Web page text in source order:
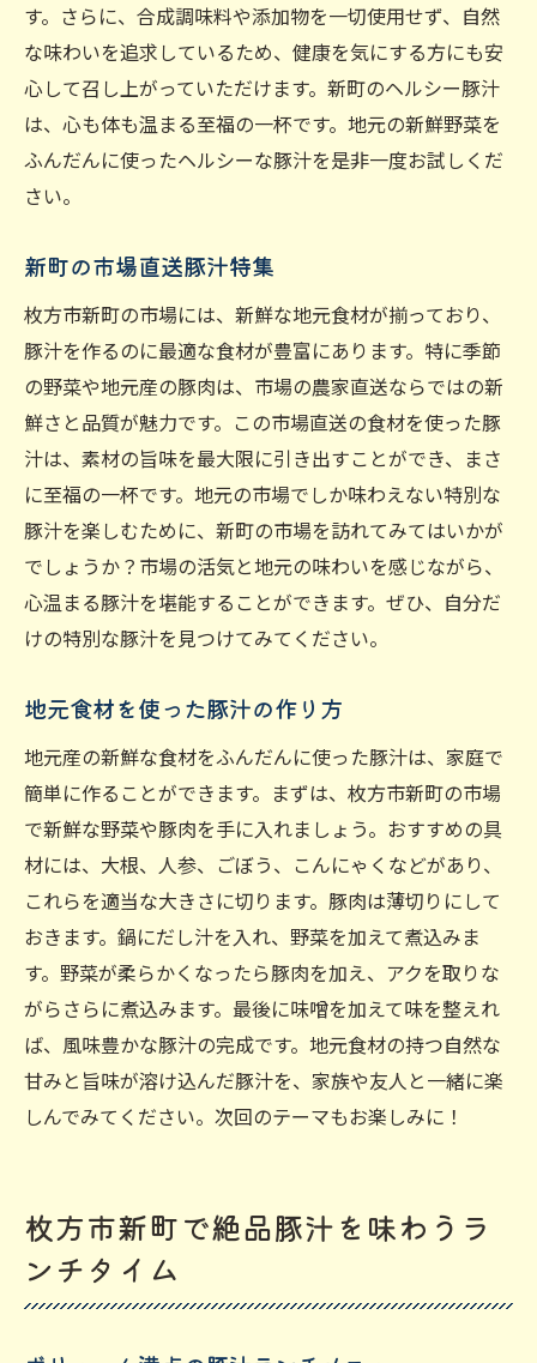
す。さらに、合成調味料や添加物を一切使用せず、自然
な味わいを追求しているため、健康を気にする方にも安
心して召し上がっていただけます。新町のヘルシー豚汁
は、心も体も温まる至福の一杯です。地元の新鮮野菜を
ふんだんに使ったヘルシーな豚汁を是非一度お試しくだ
さい。
新町の市場直送豚汁特集
枚方市新町の市場には、新鮮な地元食材が揃っており、
豚汁を作るのに最適な食材が豊富にあります。特に季節
の野菜や地元産の豚肉は、市場の農家直送ならではの新
鮮さと品質が魅力です。この市場直送の食材を使った豚
汁は、素材の旨味を最大限に引き出すことができ、まさ
に至福の一杯です。地元の市場でしか味わえない特別な
豚汁を楽しむために、新町の市場を訪れてみてはいかが
でしょうか？市場の活気と地元の味わいを感じながら、
心温まる豚汁を堪能することができます。ぜひ、自分だ
けの特別な豚汁を見つけてみてください。
地元食材を使った豚汁の作り方
地元産の新鮮な食材をふんだんに使った豚汁は、家庭で
簡単に作ることができます。まずは、枚方市新町の市場
で新鮮な野菜や豚肉を手に入れましょう。おすすめの具
材には、大根、人参、ごぼう、こんにゃくなどがあり、
これらを適当な大きさに切ります。豚肉は薄切りにして
おきます。鍋にだし汁を入れ、野菜を加えて煮込みま
す。野菜が柔らかくなったら豚肉を加え、アクを取りな
がらさらに煮込みます。最後に味噌を加えて味を整えれ
ば、風味豊かな豚汁の完成です。地元食材の持つ自然な
甘みと旨味が溶け込んだ豚汁を、家族や友人と一緒に楽
しんでみてください。次回のテーマもお楽しみに！
枚方市新町で絶品豚汁を味わうラ
ンチタイム